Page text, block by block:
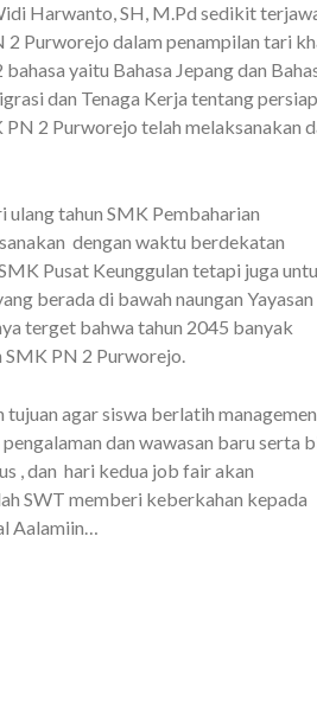
Harwanto, SH, M.Pd sedikit
Purworejo dalam penampilan tari
yaitu Bahasa Jepang dan
dan Tenaga Kerja tentang
2 Purworejo telah melaksanakan
tahun SMK Pembaharian
dengan waktu berdekatan
Pusat Keunggulan tetapi juga
berada di bawah naungan Yayasan
terget bahwa tahun 2045 banyak
SMK PN 2 Purworejo.
agar siswa berlatih managemen
dan wawasan baru serta
, dan hari kedua job fair akan
SWT memberi keberkahan kepada
Aalamiin…